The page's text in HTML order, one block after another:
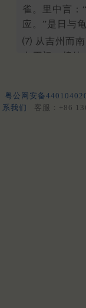
雀。里中言：
应。”是日与
⑺ 从吉州而南
有灭门、捣
⑻ 沈八侍郎、
粤公网安备
系我们
客服：+86